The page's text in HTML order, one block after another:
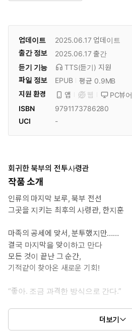
업데이트 2025.06.17업데이트
출간 정보
2025.06.17 출간
듣기 기능
TTS(듣기) 지원
파일 정보
EPUB
평균 0.9MB
지원 환경
앱 웹 PC뷰어
ISBN
9791173786280
UCI
-
회귀한 북부의 전투사령관
작품 소개
인류의 마지막 보루, 북부 전선
그곳을 지키는 최후의 사령관, 한지훈
마족의 공세에 맞서, 분투했지만……
결국 마지막을 맞이하고 만다
모든 것이 끝난 그 순간,
기적같이 찾아온 새로운 기회!
“좋아. 조금 과격한 방식으로 간다.”
마족의 공세를 막기 위해, 그가 돌아왔다
다시 한 번 북부의 전투 사령관이 되어
더보기